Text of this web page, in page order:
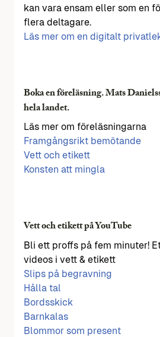
kan vara ensam eller som en
flera deltagare.
Läs mer om en digitalt
Boka en föreläsning. Mats
hela landet.
Läs mer om föreläsningarna
Framgångsrikt bemötande
Vett och etikett
Konsten att mingla
Vett och etikett på YouTube
Bli ett proffs på fem minuter!
videos i vett & etikett
Slips på begravning
Hålla tal
Bordsskick
Barnkalas
Blommor som present